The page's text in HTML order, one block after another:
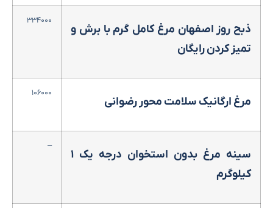
ذبح روز اصفهان مرغ کامل گرم با برش و
تمیز کردن رایگان
۳۳۴۰۰۰
مرغ ارگانیک سلامت محور رضوانی
۱۰۶۰۰۰
سینه مرغ بدون استخوان درجه یک ۱
کیلوگرم
–